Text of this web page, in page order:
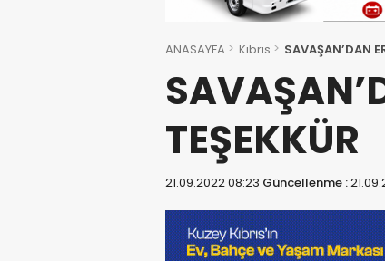
ANASAYFA Kıbrıs SAVAŞAN’DAN
TEŞEKKÜR
21.09.2022 08:23 Güncellenme :